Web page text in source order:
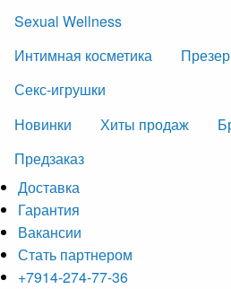
Sexual Wellness
Интимная косметика
Секс-игрушки
Новинки
Хиты продаж
Предзаказ
Доставка
Гарантия
Вакансии
Стать партнером
+7914-274-77-36